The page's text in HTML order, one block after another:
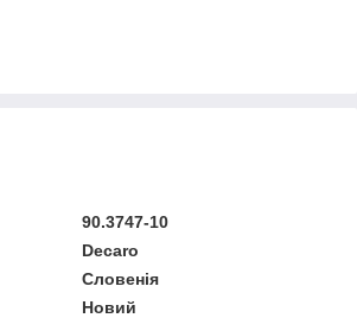
90.3747-10
Decaro
Словенія
Новий